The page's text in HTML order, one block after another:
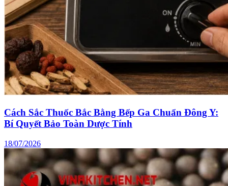
Cách Sắc Thuốc Bắc Bằng Bếp Ga Chuẩn Đông Y:
Bí Quyết Bảo Toàn Dược Tính
18/07/2026